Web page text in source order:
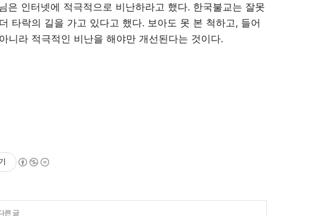
은 인터넷에 적극적으로 비난하라고 했다. 한국불교는 잘못
타락의 길을 가고 있다고 했다. 보아도 못 본 척하고, 들어
니라 적극적인 비난을 해야만 개선된다는 것이다.
른 글